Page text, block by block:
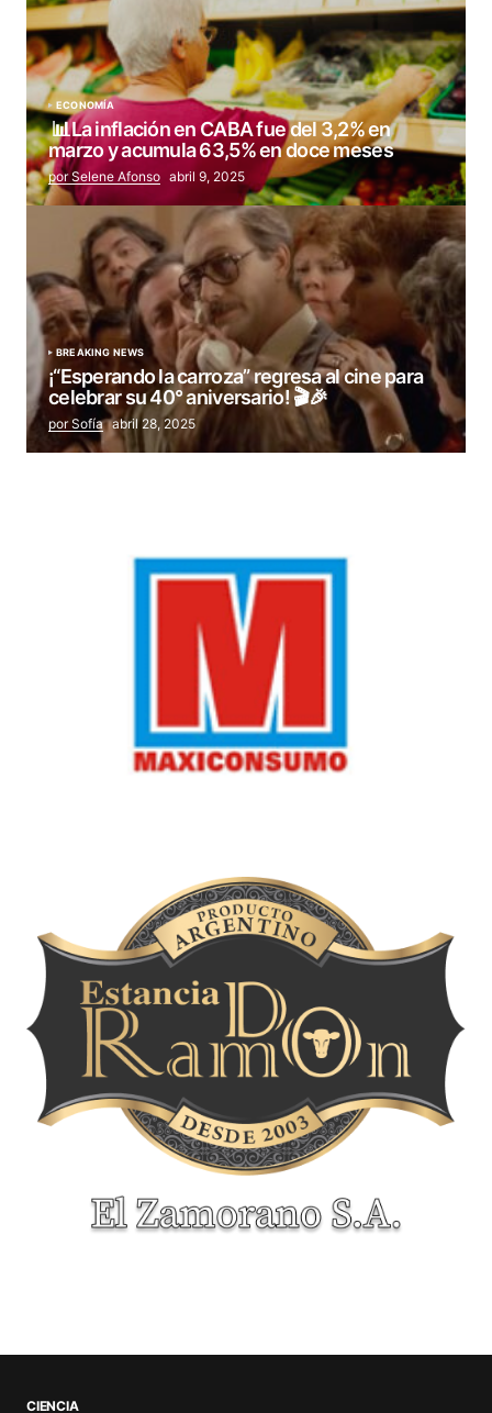
ECONOMÍA
📊La inflación en CABA fue del 3,2% en
marzo y acumula 63,5% en doce meses
por Selene Afonso abril 9, 2025
BREAKING NEWS
¡“Esperando la carroza” regresa al cine para
celebrar su 40° aniversario! 🎬🎉
por Sofía abril 28, 2025
CIENCIA